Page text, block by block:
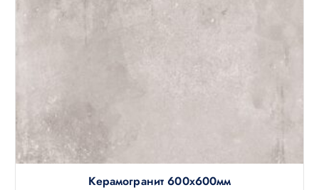
Керамогранит 600х600мм